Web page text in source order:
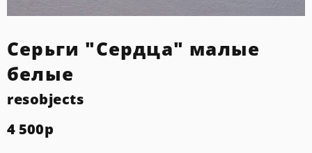
Серьги "Сердца" малые
белые
resobjects
4 500р